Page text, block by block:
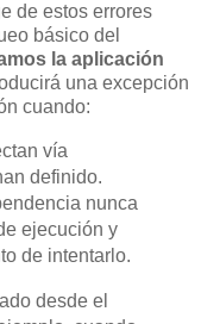
de estos errores
básico del
la aplicación
una excepción
cuando:
vía
definido.
nunca
ejecución y
de intentarlo.
desde el